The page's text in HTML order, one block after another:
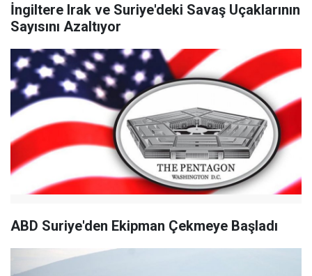
İngiltere Irak ve Suriye'deki Savaş Uçaklarının
Sayısını Azaltıyor
ABD Suriye'den Ekipman Çekmeye Başladı